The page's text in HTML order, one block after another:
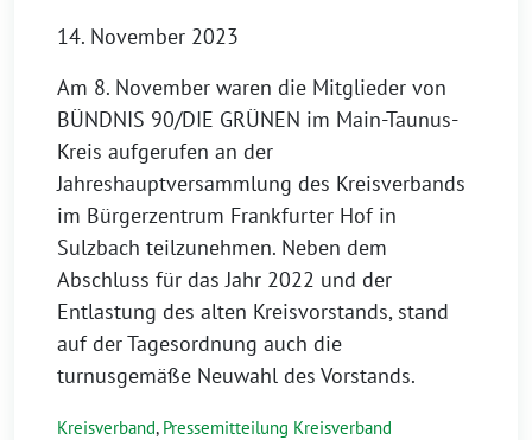
14. November 2023
Am 8. November waren die Mitglieder von
BÜNDNIS 90/DIE GRÜNEN im Main-Taunus-
Kreis aufgerufen an der
Jahreshauptversammlung des Kreisverbands
im Bürgerzentrum Frankfurter Hof in
Sulzbach teilzunehmen. Neben dem
Abschluss für das Jahr 2022 und der
Entlastung des alten Kreisvorstands, stand
auf der Tagesordnung auch die
turnusgemäße Neuwahl des Vorstands.
Kreisverband, Pressemitteilung Kreisverband